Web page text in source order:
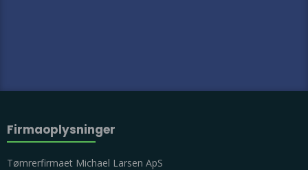
Firmaoplysninger​
Tømrerfirmaet Michael Larsen ApS